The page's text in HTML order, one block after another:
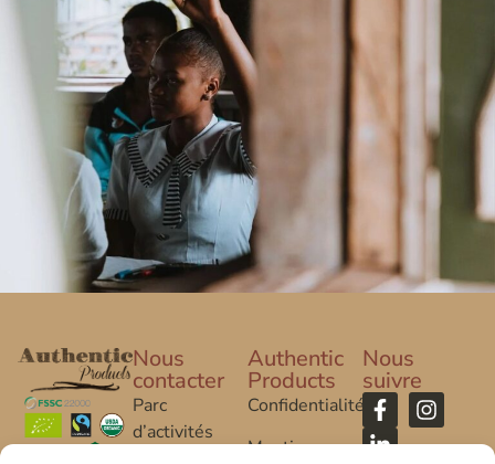
Nous
contacter
Parc
d’activités
Authentic
Products
Confidentialité
Mentions
Nous
suivre